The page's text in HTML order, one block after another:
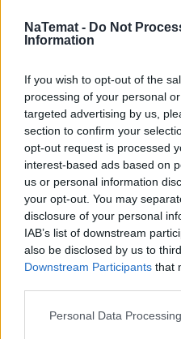
NaTemat - Do Not
Information
If you wish to opt-out of the
processing of your personal
targeted advertising by us,
section to confirm your
opt-out request is processed
interest-based ads based on
us or personal information
your opt-out. You may
disclosure of your personal
IAB’s list of downstream
also be disclosed by us to
Downstream Participants that
Personal Data
Tymczasem katastrofa
fascynującego.
prosili", "zamknijmy
brutalne i obrzydliwe,
współczesny świat, z
chciałabym się po
rzygać.
I tak się to koło kręci:
katastrofa w Grecji
tragiczną skalę.